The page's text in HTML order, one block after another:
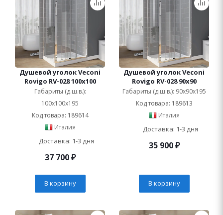
Душевой уголок Veconi
Rovigo RV-028 100x100
Габариты (д.ш.в.):
100x100x195
Код товара: 189614
Италия
Доставка: 1-3 дня
37 700₽
В корзину
Душевой уголок Veconi
Rovigo RV-028 90x90
Габариты (д.ш.в.): 90x90x195
Код товара: 189613
Италия
Доставка: 1-3 дня
35 900₽
В корзину